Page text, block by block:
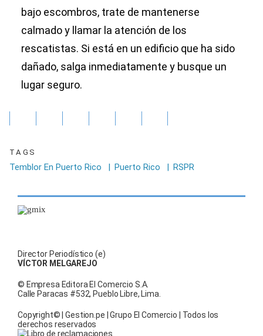
bajo escombros, trate de mantenerse
calmado y llamar la atención de los
rescatistas. Si está en un edificio que ha sido
dañado, salga inmediatamente y busque un
lugar seguro.
TAGS
Temblor En Puerto Rico | Puerto Rico | RSPR
Director Periodístico (e)
VÍCTOR MELGAREJO
© Empresa Editora El Comercio S.A.
Calle Paracas #532, Pueblo Libre, Lima.
Copyright© | Gestion.pe | Grupo El Comercio | Todos los
derechos reservados